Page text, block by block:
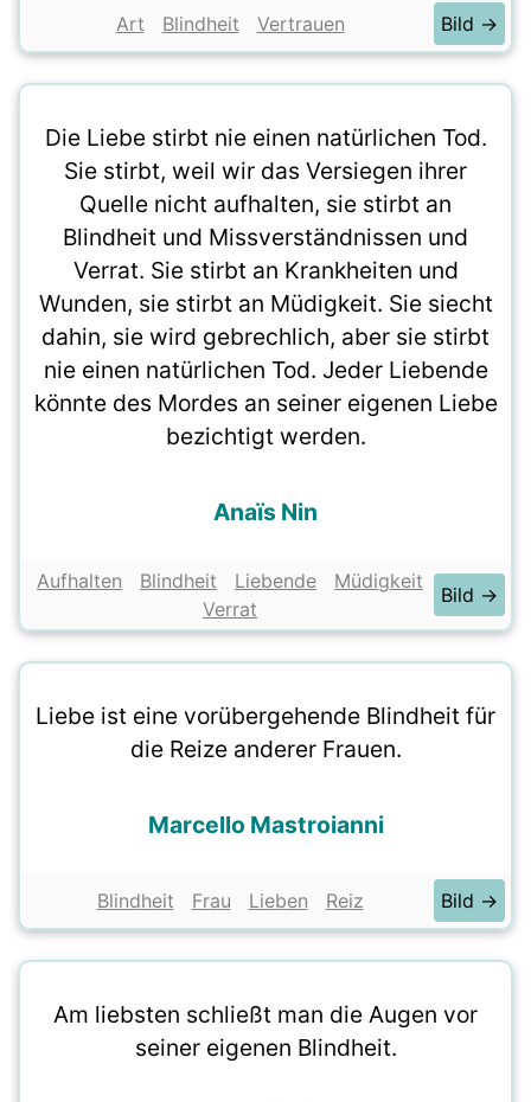
Art Blindheit Vertrauen Bild →
Die Liebe stirbt nie einen natürlichen Tod.
Sie stirbt, weil wir das Versiegen ihrer
Quelle nicht aufhalten, sie stirbt an
Blindheit und Missverständnissen und
Verrat. Sie stirbt an Krankheiten und
Wunden, sie stirbt an Müdigkeit. Sie siecht
dahin, sie wird gebrechlich, aber sie stirbt
nie einen natürlichen Tod. Jeder Liebende
könnte des Mordes an seiner eigenen Liebe
bezichtigt werden.
Anaïs Nin
Aufhalten Blindheit Liebende
Müdigkeit
Verrat
Bild →
Liebe ist eine vorübergehende Blindheit für
die Reize anderer Frauen.
Marcello Mastroianni
Blindheit Frau Lieben Reiz Bild →
Am liebsten schließt man die Augen vor
seiner eigenen Blindheit.